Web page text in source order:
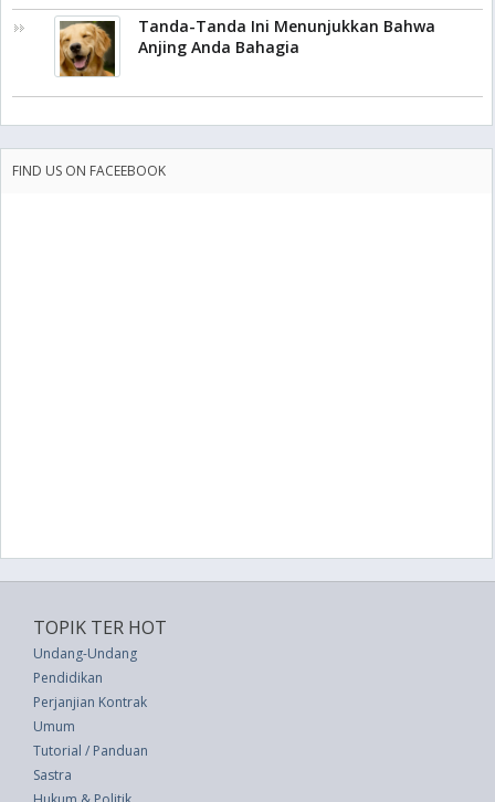
Tanda-Tanda Ini Menunjukkan Bahwa
Anjing Anda Bahagia
FIND US ON FACEEBOOK
TOPIK TER HOT
Undang-Undang
Pendidikan
Perjanjian Kontrak
Umum
Tutorial / Panduan
Sastra